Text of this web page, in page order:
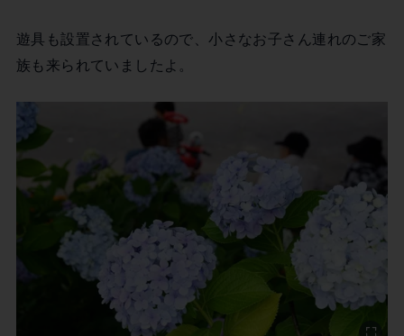
遊具も設置されているので、小さなお子さん連れのご家
族も来られていましたよ。